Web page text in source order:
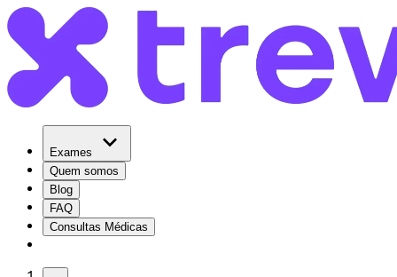
Exames
Quem somos
Blog
FAQ
Consultas Médicas